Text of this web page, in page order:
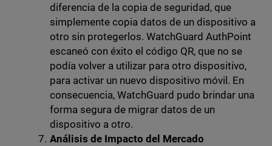
diferencia de la copia de seguridad, que
simplemente copia datos de un dispositivo a
otro sin protegerlos. WatchGuard AuthPoint
escaneó con éxito el código QR, que no se
podía volver a utilizar para otro dispositivo,
para activar un nuevo dispositivo móvil. En
consecuencia, WatchGuard pudo brindar una
forma segura de migrar datos de un
dispositivo a otro.
Análisis de Impacto del Mercado